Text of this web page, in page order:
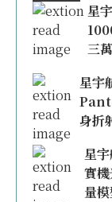
星
三
星宇
身折
星
實
量